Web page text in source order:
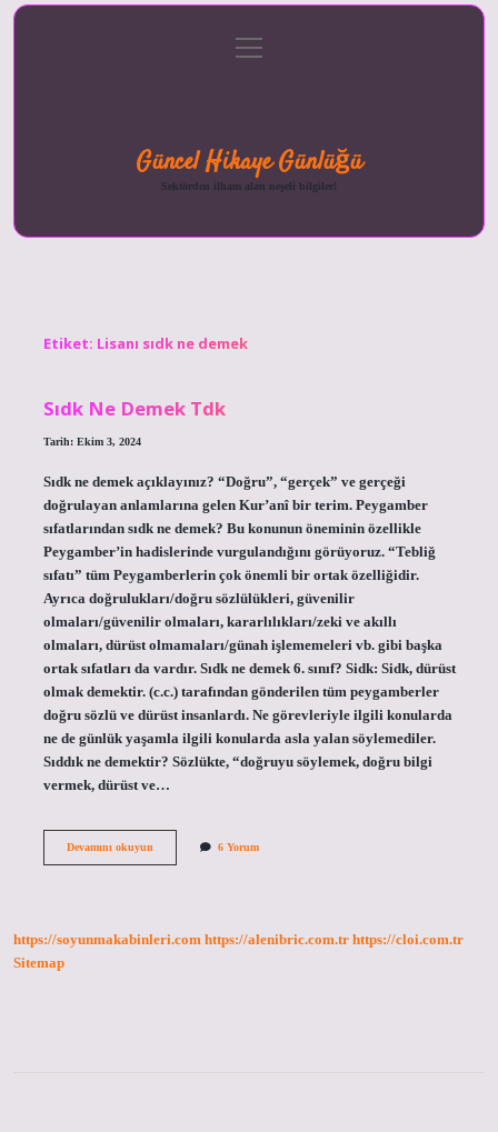
menüyü
aç
Güncel Hikaye Günlüğü
Sektörden ilham alan neşeli bilgiler!
Etiket: Lisanı sıdk ne demek
Sıdk Ne Demek Tdk
Tarih: Ekim 3, 2024
Sıdk ne demek açıklayınız? “Doğru”, “gerçek” ve gerçeği
doğrulayan anlamlarına gelen Kur’anî bir terim. Peygamber
sıfatlarından sıdk ne demek? Bu konunun öneminin özellikle
Peygamber’in hadislerinde vurgulandığını görüyoruz. “Tebliğ
sıfatı” tüm Peygamberlerin çok önemli bir ortak özelliğidir.
Ayrıca doğrulukları/doğru sözlülükleri, güvenilir
olmaları/güvenilir olmaları, kararlılıkları/zeki ve akıllı
olmaları, dürüst olmamaları/günah işlememeleri vb. gibi başka
ortak sıfatları da vardır. Sıdk ne demek 6. sınıf? Sidk: Sidk, dürüst
olmak demektir. (c.c.) tarafından gönderilen tüm peygamberler
doğru sözlü ve dürüst insanlardı. Ne görevleriyle ilgili konularda
ne de günlük yaşamla ilgili konularda asla yalan söylemediler.
Sıddık ne demektir? Sözlükte, “doğruyu söylemek, doğru bilgi
vermek, dürüst ve…
Devamını okuyunSıdk
6 Yorum
https://soyunmakabinleri.com https://alenibric.com.tr https://cloi.com.tr
Sitemap